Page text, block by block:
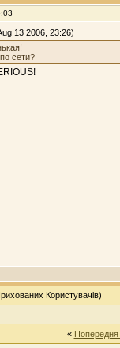
13 2006, 23:26)
сети?
Користувачів)
«